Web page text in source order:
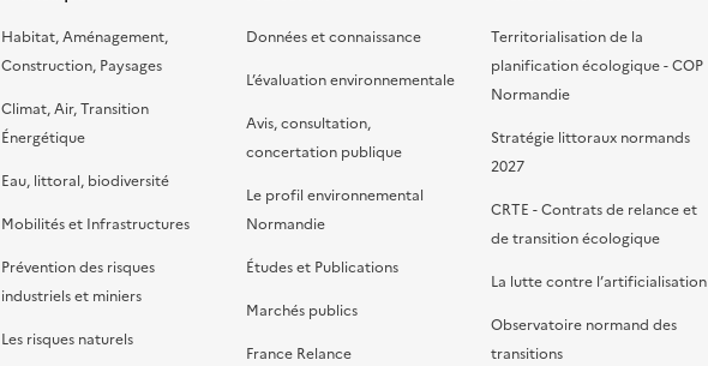
Habitat, Aménagement,
Construction, Paysages
Climat, Air, Transition
Énergétique
Eau, littoral, biodiversité
Mobilités et Infrastructures
Prévention des risques
industriels et miniers
Les risques naturels
Données et connaissance
L’évaluation environnementale
Avis, consultation,
concertation publique
Le profil environnemental
Normandie
Études et Publications
Marchés publics
France Relance
Territorialisation de la
planification écologique - COP
Normandie
Stratégie littoraux normands
2027
CRTE - Contrats de relance et
de transition écologique
La lutte contre l’artificialisation
Observatoire normand des
transitions